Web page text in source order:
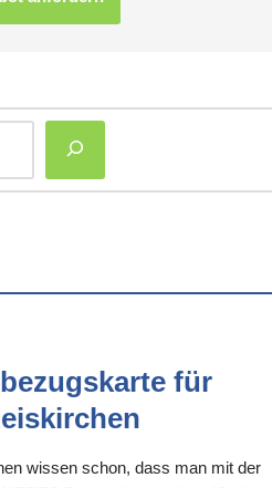
für
wissen schon, dass man mit der